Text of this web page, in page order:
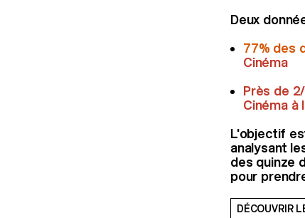
Deux
77% des
Cinéma
Près de
Cinéma à
L'objectif
analysant
des quinze
pour
DÉCOUVRIR